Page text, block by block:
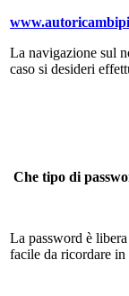
La navigazione sul
caso si desideri
Che tipo di
La password è
facile da ricordare in